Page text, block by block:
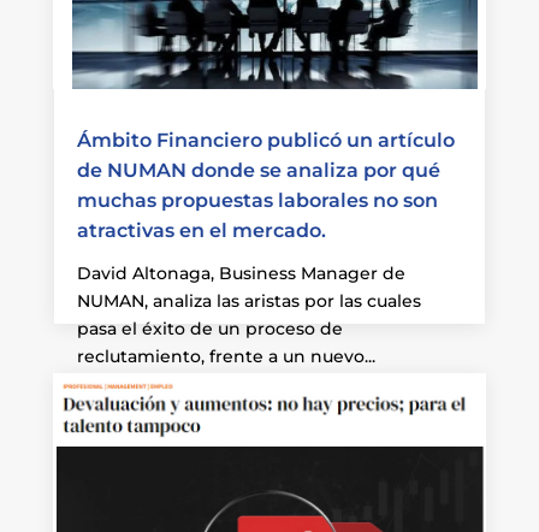
Ámbito Financiero publicó un artículo
de NUMAN donde se analiza por qué
muchas propuestas laborales no son
atractivas en el mercado.
David Altonaga, Business Manager de
NUMAN, analiza las aristas por las cuales
pasa el éxito de un proceso de
reclutamiento, frente a un nuevo...
Leer más